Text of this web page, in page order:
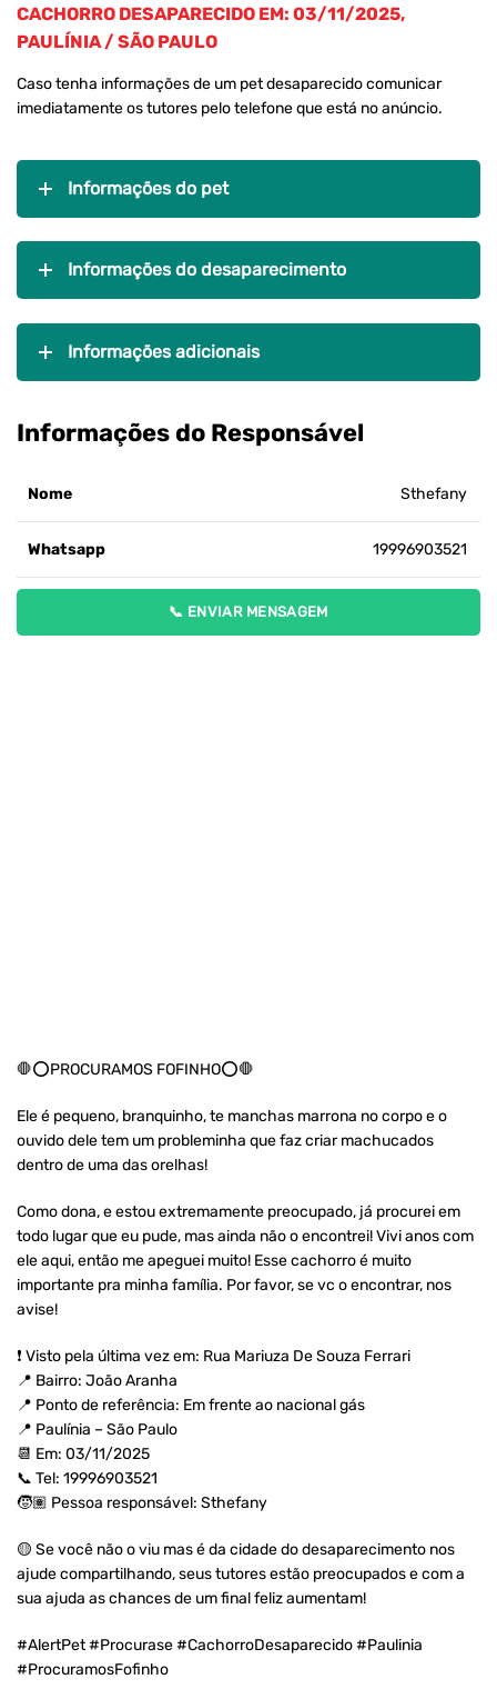
CACHORRO DESAPARECIDO EM: 03/11/2025,
PAULÍNIA / SÃO PAULO
Caso tenha informações de um pet desaparecido comunicar
imediatamente os tutores pelo telefone que está no anúncio.
Informações do pet
Informações do desaparecimento
Informações adicionais
Informações do Responsável
Nome Sthefany
Whatsapp 19996903521
📞 ENVIAR MENSAGEM
🛑⭕PROCURAMOS FOFINHO⭕🛑
Ele é pequeno, branquinho, te manchas marrona no corpo e o
ouvido dele tem um probleminha que faz criar machucados
dentro de uma das orelhas!
Como dona, e estou extremamente preocupado, já procurei em
todo lugar que eu pude, mas ainda não o encontrei! Vivi anos com
ele aqui, então me apeguei muito! Esse cachorro é muito
importante pra minha família. Por favor, se vc o encontrar, nos
avise!
❗ Visto pela última vez em: Rua Mariuza De Souza Ferrari⁣⁣
📍 Bairro: João Aranha⁣⁣
📍 Ponto de referência: Em frente ao nacional gás ⁣⁣
📍 Paulínia – São Paulo
📆 Em: 03/11/2025
📞 Tel: 19996903521
🧒🏽 Pessoa responsável: Sthefany
🟡 Se você não o viu mas é da cidade do desaparecimento nos
ajude compartilhando, seus tutores estão preocupados e com a
sua ajuda as chances de um final feliz aumentam!
#AlertPet #Procurase #CachorroDesaparecido #Paulinia
#ProcuramosFofinho